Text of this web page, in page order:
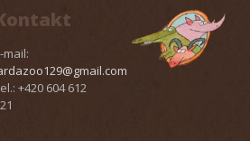
mail:
+420 604 612